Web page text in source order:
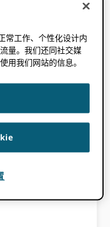
在研究伦理、开
其他主题等领域
与 ORCID ID。
数据集、证明培
以做出访问决
常工作、个性化设计内
量。我们还同社交媒
用我们网站的信息。